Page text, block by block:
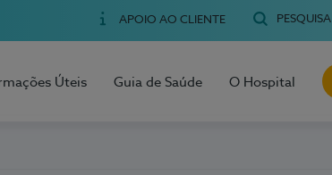
APOIO AO CLIENTE PESQUISA
Úteis Guia de Saúde O Hospital